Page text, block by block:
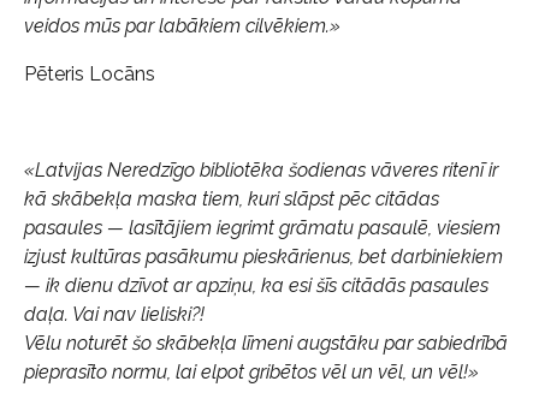
veidos mūs par labākiem cilvēkiem.»
Pēteris Locāns
«Latvijas Neredzīgo bibliotēka šodienas vāveres ritenī ir
kā skābekļa maska tiem, kuri slāpst pēc citādas
pasaules — lasītājiem iegrimt grāmatu pasaulē, viesiem
izjust kultūras pasākumu pieskārienus, bet darbiniekiem
— ik dienu dzīvot ar apziņu, ka esi šīs citādās pasaules
daļa. Vai nav lieliski?!
Vēlu noturēt šo skābekļa līmeni augstāku par sabiedrībā
pieprasīto normu, lai elpot gribētos vēl un vēl, un vēl!»